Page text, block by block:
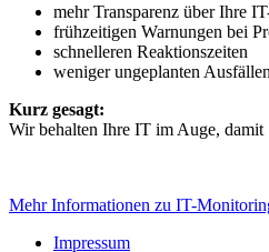
mehr Transparenz über Ihre
frühzeitigen Warnungen bei
schnelleren Reaktionszeiten
weniger ungeplanten Ausfällen
Kurz gesagt:
Wir behalten Ihre IT im Auge, damit
Mehr Informationen zu IT-
Impressum